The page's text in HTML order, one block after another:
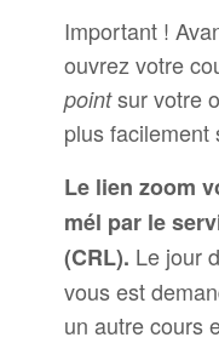
Important !
ouvrez votre
pointsur votre
plus facilement
Le lien zoom
mél par le
(CRL). Le jour
vous est
un autre cours